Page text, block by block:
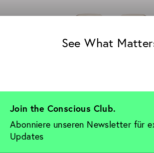
See What
Join the Conscious Club.
Abonniere unseren Newsletter für
Updates